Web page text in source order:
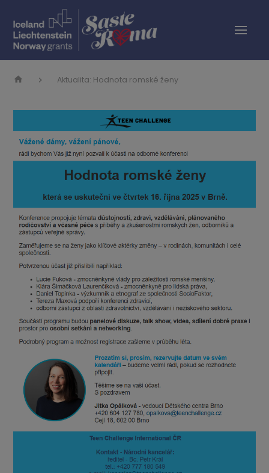
Aktualita: Hodnota romské ženy